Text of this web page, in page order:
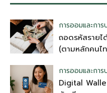
การออมและการ
ถอดรหัสรายไ
(ตามหลักคนไ
การออมและการ
Digital